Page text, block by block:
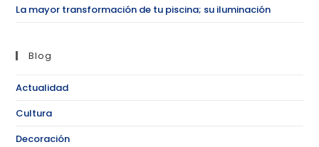
La mayor transformación de tu piscina; su iluminación
Blog
Actualidad
Cultura
Decoración